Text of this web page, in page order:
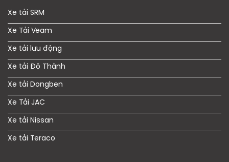
Xe tải SRM
Xe Tải Veam
Xe tải lưu động
Xe tải Đô Thành
Xe tải Dongben
Xe Tải JAC
Xe tải Nissan
Xe tải Teraco